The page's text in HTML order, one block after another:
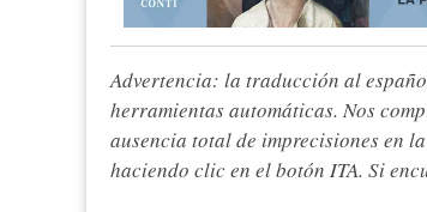
Advertencia: la traducción al
herramientas automáticas. Nos
ausencia total de imprecisiones en
haciendo clic en el botón ITA. Si